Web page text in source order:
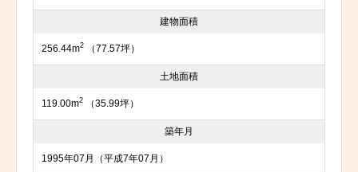
建物面積
256.44m2 （77.57坪）
土地面積
119.00m2 （35.99坪）
築年月
1995年07月（平成7年07月）